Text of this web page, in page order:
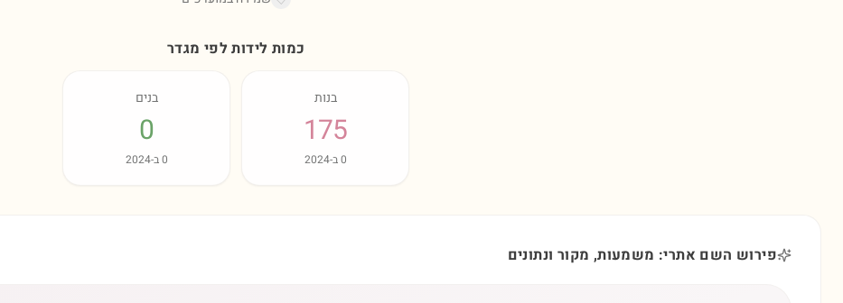
כמות לידות לפי מגדר
בנות
175
0ב-2024
בנים
0
0ב-2024
פירוש השם אתרי: משמעות, מקור ונתונים